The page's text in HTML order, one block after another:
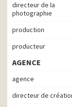
directeur de la
photographie
production
producteur
AGENCE
agence
directeur de